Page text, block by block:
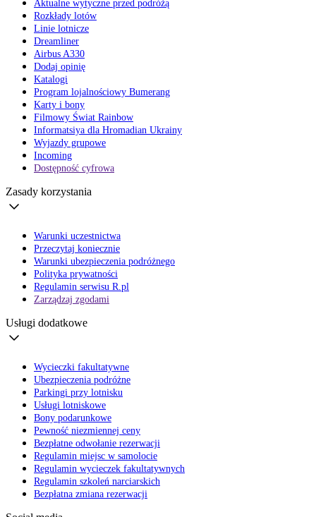
Aktualne wytyczne przed podróżą
Rozkłady lotów
Linie lotnicze
Dreamliner
Airbus A330
Dodaj opinię
Katalogi
Program lojalnościowy Bumerang
Karty i bony
Filmowy Świat Rainbow
Informatsiya dla Hromadian Ukrainy
Wyjazdy grupowe
Incoming
Dostępność cyfrowa
Zasady korzystania
Warunki uczestnictwa
Przeczytaj koniecznie
Warunki ubezpieczenia podróżnego
Polityka prywatności
Regulamin serwisu R.pl
Zarządzaj zgodami
Usługi dodatkowe
Wycieczki fakultatywne
Ubezpieczenia podróżne
Parkingi przy lotnisku
Usługi lotniskowe
Bony podarunkowe
Pewność niezmiennej ceny
Bezpłatne odwołanie rezerwacji
Regulamin miejsc w samolocie
Regulamin wycieczek fakultatywnych
Regulamin szkoleń narciarskich
Bezpłatna zmiana rezerwacji